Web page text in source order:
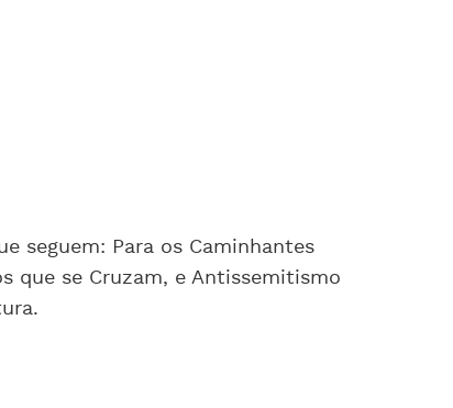
seguem: Para os Caminhantes
que se Cruzam, e Antissemitismo